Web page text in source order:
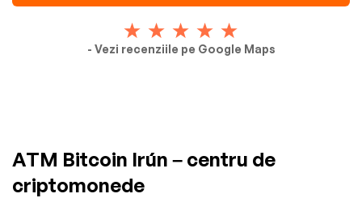
- Vezi recenziile pe Google Maps
ATM Bitcoin Irún – centru de
criptomonede